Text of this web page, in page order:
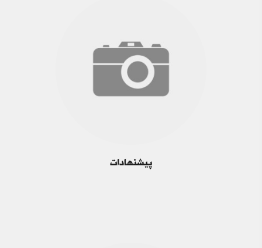
پیشنهادات